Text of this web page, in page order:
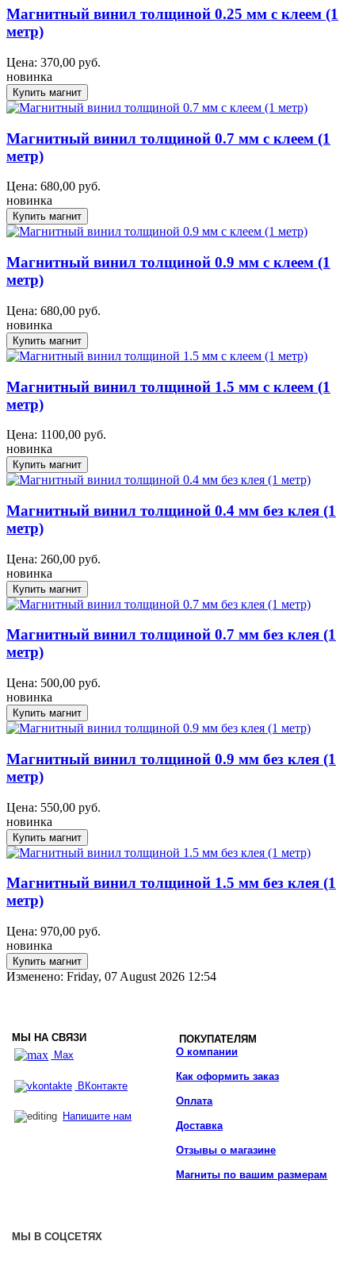
Магнитный винил толщиной 0.25 мм с клеем (1
метр)
Цена: 370,00 руб.
новинка
Магнитный винил толщиной 0.7 мм с клеем (1
метр)
Цена: 680,00 руб.
новинка
Магнитный винил толщиной 0.9 мм с клеем (1
метр)
Цена: 680,00 руб.
новинка
Магнитный винил толщиной 1.5 мм с клеем (1
метр)
Цена: 1100,00 руб.
новинка
Магнитный винил толщиной 0.4 мм без клея (1
метр)
Цена: 260,00 руб.
новинка
Магнитный винил толщиной 0.7 мм без клея (1
метр)
Цена: 500,00 руб.
новинка
Магнитный винил толщиной 0.9 мм без клея (1
метр)
Цена: 550,00 руб.
новинка
Магнитный винил толщиной 1.5 мм без клея (1
метр)
Цена: 970,00 руб.
новинка
Изменено: Friday, 07 August 2026 12:54
МЫ НА СВЯЗИ
ПОКУПАТЕЛЯМ
Max
ВКонтакте
Напишите нам
О компании
Как оформить заказ
Оплата
Доставка
Отзывы о магазине
Магниты по вашим размерам
МЫ В СОЦСЕТЯХ